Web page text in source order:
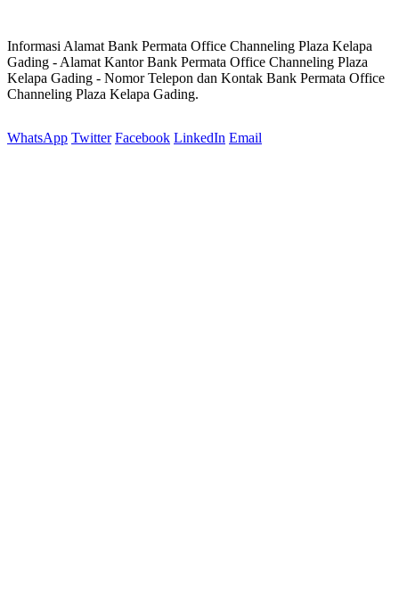
Informasi Alamat Bank Permata Office Channeling Plaza Kelapa
Gading - Alamat Kantor Bank Permata Office Channeling Plaza
Kelapa Gading - Nomor Telepon dan Kontak Bank Permata Office
Channeling Plaza Kelapa Gading.
WhatsApp Twitter Facebook LinkedIn Email